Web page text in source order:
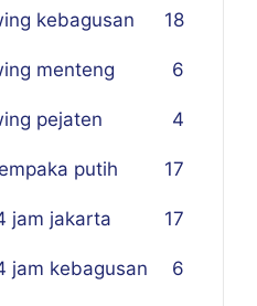
kebagusan 18
menteng 6
pejaten 4
putih 17
jam jakarta 17
jam kebagusan 6